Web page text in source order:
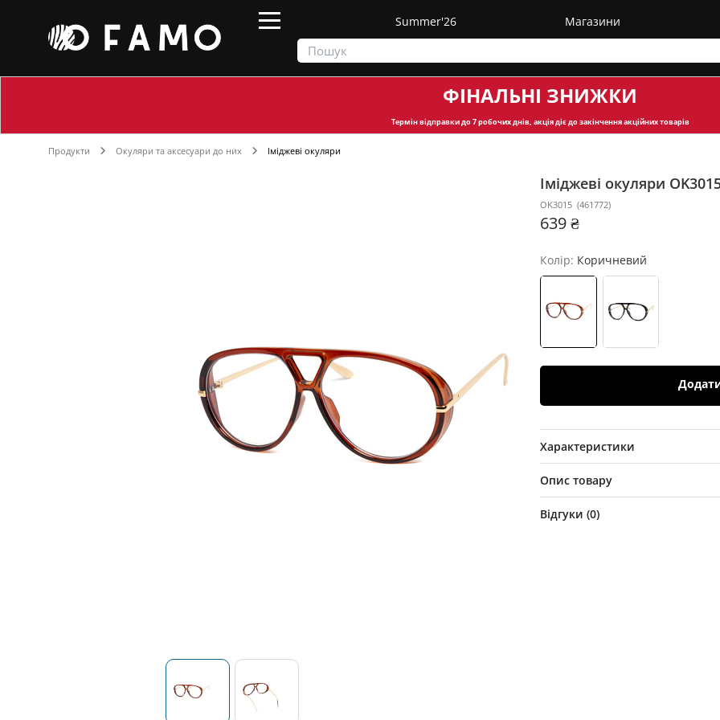
Summer'26 Магазини
ФІНАЛЬНІ ЗНИЖКИ
Термін відправкидо 7 робочих днів, акція діє до закінчення акційних товарів
Продукти Окуляри та аксесуари до них Іміджеві окуляри
Іміджеві окуляри
OK3015 (461772)
639 ₴
Колір: Коричневий
Характеристики
Опис товару
Відгуки (0)